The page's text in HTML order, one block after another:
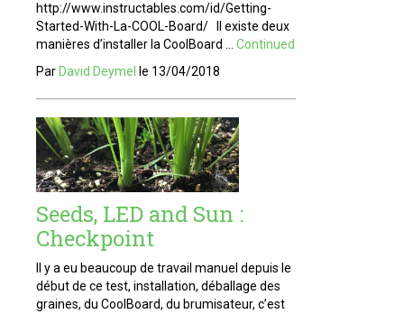
http://www.instructables.com/id/Getting-
Started-With-La-COOL-Board/ Il existe deux
manières d’installer la CoolBoard … Continued
Par David Deymel le 13/04/2018
Seeds, LED and Sun :
Checkpoint
Il y a eu beaucoup de travail manuel depuis le
début de ce test, installation, déballage des
graines, du CoolBoard, du brumisateur, c’est